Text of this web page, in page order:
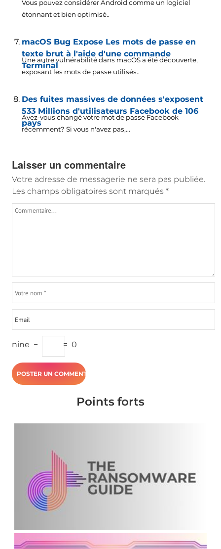
Vous pouvez considérer Android comme un logiciel
étonnant et bien optimisé..
macOS Bug Expose Les mots de passe en
texte brut à l'aide d'une commande
Terminal
Une autre vulnérabilité dans macOS a été découverte,
exposant les mots de passe utilisés..
Des fuites massives de données s'exposent
533 Millions d'utilisateurs Facebook de 106
pays
Avez-vous changé votre mot de passe Facebook
récemment? Si vous n'avez pas,...
Laisser un commentaire
Votre adresse de messagerie ne sera pas publiée.
Les champs obligatoires sont marqués *
nine − = 0
Points forts